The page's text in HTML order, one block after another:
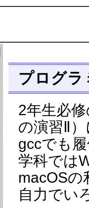
プログ
2年生必
の演習Ⅱ
gccでも
学科では
macOSの
自力でい